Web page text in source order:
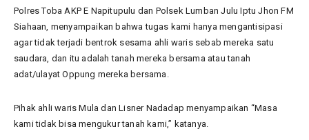
Polres Toba AKP E Napitupulu dan Polsek Lumban Julu Iptu Jhon FM
Siahaan, menyampaikan bahwa tugas kami hanya mengantisipasi
agar tidak terjadi bentrok sesama ahli waris sebab mereka satu
saudara, dan itu adalah tanah mereka bersama atau tanah
adat/ulayat Oppung mereka bersama.
Pihak ahli waris Mula dan Lisner Nadadap menyampaikan “Masa
kami tidak bisa mengukur tanah kami,” katanya.